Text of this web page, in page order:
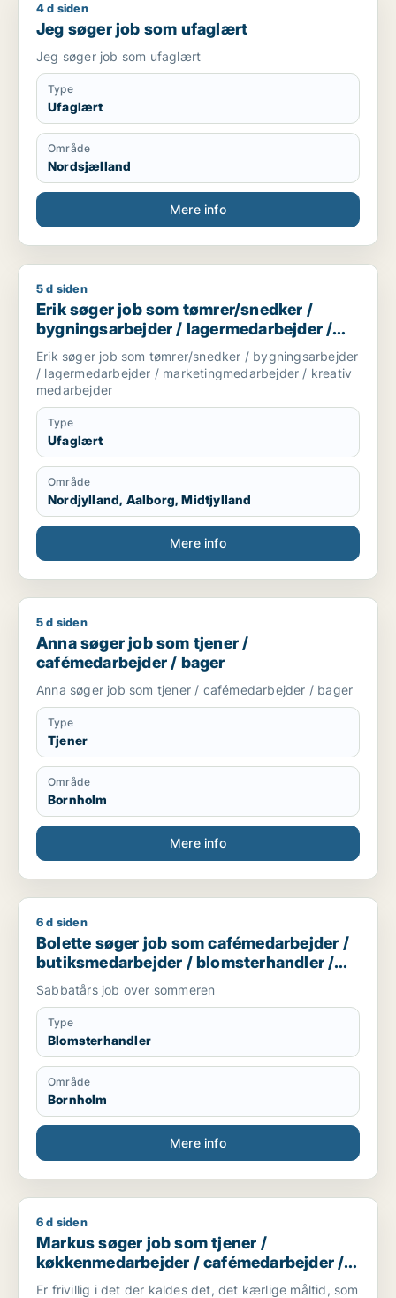
Jeg søger job som ufaglært
4 d siden
Jeg søger job som ufaglært
Jeg søger job som ufaglært
Type
Ufaglært
Område
Nordsjælland
Mere info
Erik søger job som tømrer/snedker / bygningsarbejder /
5 d siden
Erik søger job som tømrer/snedker /
bygningsarbejder / lagermedarbejder /
marketingmedarbejder / kreativ
medarbejder
Erik søger job som tømrer/snedker / bygningsarbejder
/ lagermedarbejder / marketingmedarbejder / kreativ
medarbejder
Type
Ufaglært
Område
Nordjylland, Aalborg, Midtjylland
Mere info
Anna søger job som tjener / cafémedarbejder / bager
5 d siden
Anna søger job som tjener /
cafémedarbejder / bager
Anna søger job som tjener / cafémedarbejder / bager
Type
Tjener
Område
Bornholm
Mere info
Bolette søger job som cafémedarbejder /
6 d siden
Bolette søger job som cafémedarbejder /
butiksmedarbejder / blomsterhandler /
hotelmedarbejder
Sabbatårs job over sommeren
Type
Blomsterhandler
Område
Bornholm
Mere info
Markus søger job som tjener / køkkenmedarbejder /
6 d siden
Markus søger job som tjener /
køkkenmedarbejder / cafémedarbejder /
butiksmedarbejder / blomsterhandler
Er frivillig i det der kaldes det, det kærlige måltid, som